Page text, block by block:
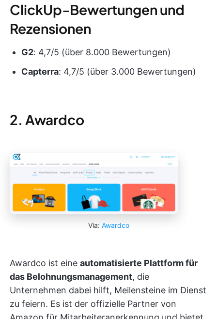
ClickUp-Bewertungen und
Rezensionen
G2: 4,7/5 (über 8.000 Bewertungen)
Capterra: 4,7/5 (über 3.000 Bewertungen)
2. Awardco
Via: Awardco
Awardco ist eine automatisierte Plattform für
das Belohnungsmanagement, die
Unternehmen dabei hilft, Meilensteine im Dienst
zu feiern. Es ist der offizielle Partner von